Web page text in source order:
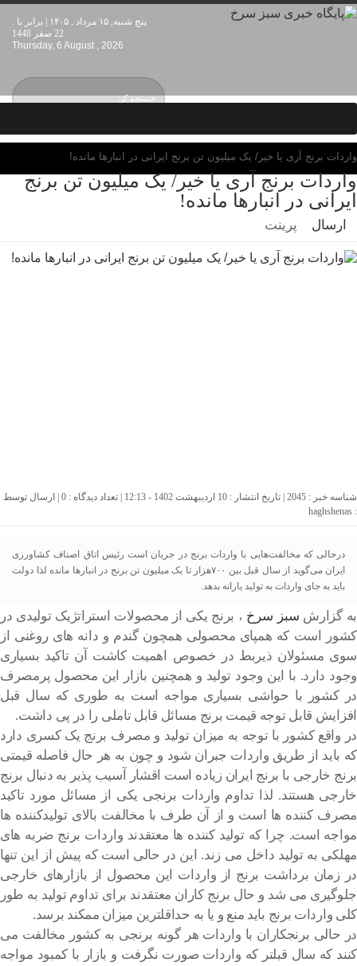
پنج شنبه, ۱۵ مرداد , ۱۴۰۵ | برابر با :
22 صفر 1448
Thursday, 6 August , 2026
واردات برنج آری یا خیر/ یک میلیون تن برنج ایرانی در انبارها مانده!
واردات برنج آری یا خیر/ یک میلیون تن برنج
ایرانی در انبارها مانده!
ارسال پرینت
شناسه خبر : 2045 | تاریخ انتشار : 10 اردیبهشت 1402 - 12:13 | تعداد دیدگاه : 0 | ارسال توسط
:
haghshenas
درحالی که مخالفت‌هایی با واردات برنج در جریان است رئیس اتاق اصناف کشاورزی
ایران می‌گوید از سال قبل بین ۷۰۰هزار تا یک میلیون تن برنج در انبارها مانده لذا دولت
باید به جای واردات به تولید یارانه بدهد.
به گزارش سبز سرخ ، برنج یکی از محصولات استراتژیک تولیدی در
کشور است که همپای محصولی همچون گندم و دانه های روغنی از
سوی مسئولان ذیربط در خصوص اهمیت کاشت آن تاکید بسیاری
وجود دارد. با این وجود تولید و همچنین بازار این محصول پرمصرف
در کشور با حواشی بسیاری مواجه است به طوری که سال قبل
افزایش قابل توجه قیمت برنج مسائل قابل تاملی را در پی داشت.
در واقع کشور با توجه به میزان تولید و مصرف برنج یک کسری دارد
که باید از طریق واردات جبران شود و چون به هر حال فاصله قیمتی
برنج خارجی با برنج ایران زیاده است اقشار آسیب پذیر به دنبال برنج
خارجی هستند. لذا تداوم واردات برنجی یکی از مسائل مورد تاکید
مصرف کننده ها است و از آن طرف با مخالفت بالای تولیدکننده ها
مواجه است. چرا که تولید کننده ها معتقدند واردات برنج ضربه های
مهلکی به تولید داخل می زند. این در حالی است که پیش از این تنها
در زمان برداشت برنج از واردات این محصول از بازارهای خارجی
جلوگیری می شد و حال برنج کاران معتقدند برای تداوم تولید به طور
کلی واردات برنج باید منع و یا به حداقلترین میزان ممکند برسد.
در حالی برنجکاران با واردات هر گونه برنجی به کشور مخالفت می
کنند که سال قبلتر که واردات صورت نگرفت و بازار با کمبود مواجه